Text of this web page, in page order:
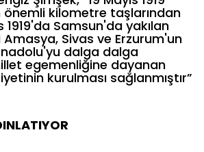
kilometre taşlarından
1919'da Samsun'da yakılan
Sivas ve Erzurum'un
dalga dalga
egemenliğine dayanan
kurulması sağlanmıştır”